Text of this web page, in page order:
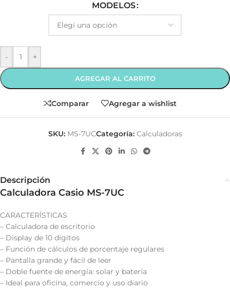
MODELOS
- +
AGREGAR AL CARRITO
Comparar Agregar a wishlist
SKU: MS-7UCCategoría: Calculadoras
Descripción
Calculadora Casio MS-7UC
CARACTERÍSTICAS
– Calculadora de escritorio
– Display de 10 dígitos
– Función de cálculos de porcentaje regulares
– Pantalla grande y fácil de leer
– Doble fuente de energía: solar y batería
– Ideal para oficina, comercio y uso diario